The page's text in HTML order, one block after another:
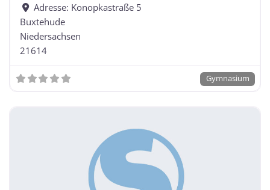
Adresse: Konopkastraße 5
Buxtehude
Niedersachsen
21614
Gymnasium